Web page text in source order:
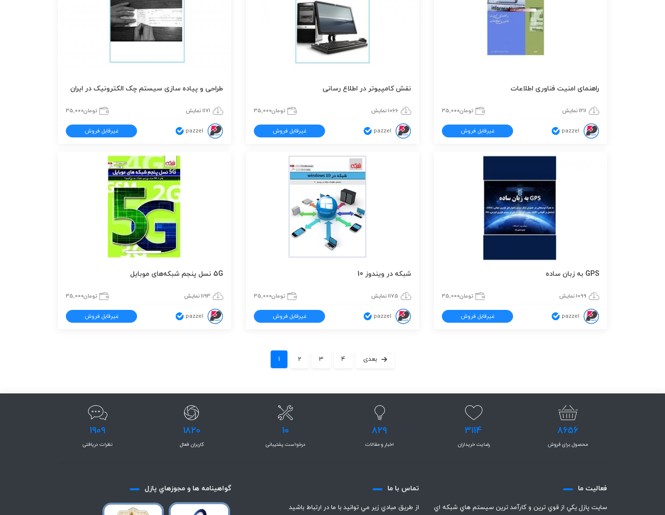
راهنمای امنیت فناوری اطلاعات
1211 نمایش تومان35,000
pazzel غیرقابل فروش
نقش کامپیوتر در اطلاع رسانی
1066 نمایش تومان35,000
pazzel غیرقابل فروش
طراحی و پیاده سازی سیستم چک الکترونیک در ایران
1171 نمایش تومان35,000
pazzel غیرقابل فروش
GPS به زبان ساده
1099 نمایش تومان35,000
pazzel غیرقابل فروش
شبکه در ویندوز 10
1175 نمایش تومان35,000
pazzel غیرقابل فروش
5G نسل پنجم شبکه‌های موبایل
1193 نمایش تومان35,000
pazzel غیرقابل فروش
1 2 3 4 بعدی
8656
محصول برای فروش
3114
رضایت خریداران
829
اخبار و مقالات
10
درخواست پشتیبانی
1820
کاربران فعال
1909
نظرات دریافتی
فعاليت ما
سايت پازل يكي از قوي ترين و كارآمد ترين سيستم هاي شبكه اي
تماس با ما
از طريق مبادي زير مي توانيد با ما در ارتباط باشيد
گواهينامه ها و مجوزهاي پازل